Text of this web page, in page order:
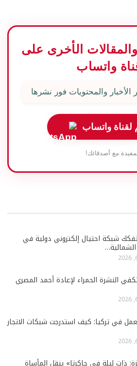
والمقالات الأخرى على
واتساب
والمحتويات فور نشرها
لقناة واتساب
مع أصدقائك!
شبكة احتيال إلكتروني دولية في
النشرة الحمراء لإعادة أحمد المصري
في تركيا: كيف استدرجت شبكات الاتجار